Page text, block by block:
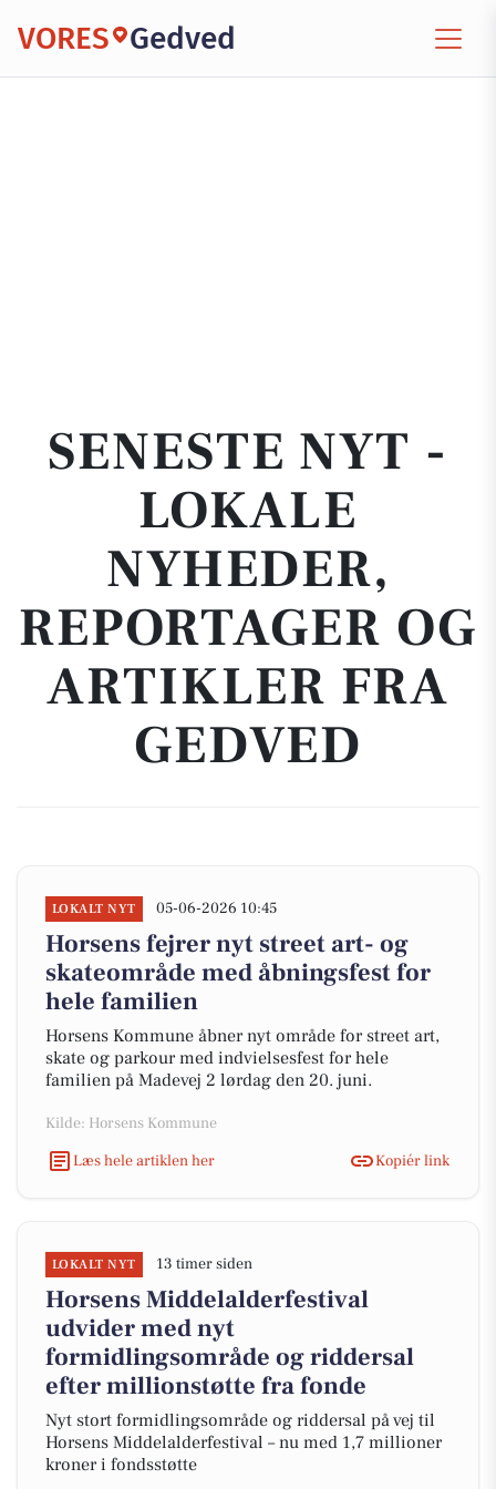
VORES Gedved
SENESTE NYT -
LOKALE
NYHEDER,
REPORTAGER OG
ARTIKLER FRA
GEDVED
LOKALT NYT 05-06-2026 10:45
Horsens fejrer nyt street art- og
skateområde med åbningsfest for
hele familien
Horsens Kommune åbner nyt område for street art,
skate og parkour med indvielsesfest for hele
familien på Madevej 2 lørdag den 20. juni.
Kilde: Horsens Kommune
Læs hele artiklen her
Kopiér link
LOKALT NYT 13 timer siden
Horsens Middelalderfestival
udvider med nyt
formidlingsområde og riddersal
efter millionstøtte fra fonde
Nyt stort formidlingsområde og riddersal på vej til
Horsens Middelalderfestival – nu med 1,7 millioner
kroner i fondsstøtte